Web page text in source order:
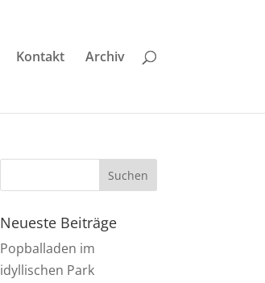
Kontakt Archiv
Neueste Beiträge
Popballaden im
idyllischen Park